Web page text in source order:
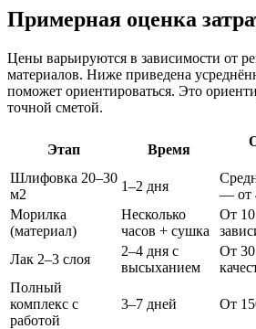
Примерная оценка
Цены варьируются в зависимости от
материалов. Ниже приведена
поможет ориентироваться. Это
точной сметой.
Этап Время
Шлифовка 20–30
м2
1–2 дня
— от
Морилка
(материал)
Несколько
часов + сушка
От 10
Лак 2–3 слоя
2–4 дня с
высыханием
От 30
Полный
комплекс с
работой
3–7 дней От